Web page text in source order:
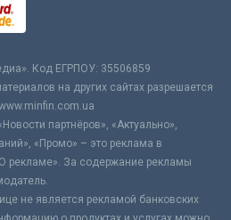
Код ЕГРПОУ: 35506859
на других сайтах разрешается
партнёров», «Актуально»,
«Промо» – это реклама в
рекламе». За содержание рекламы
не является рекламой банковских